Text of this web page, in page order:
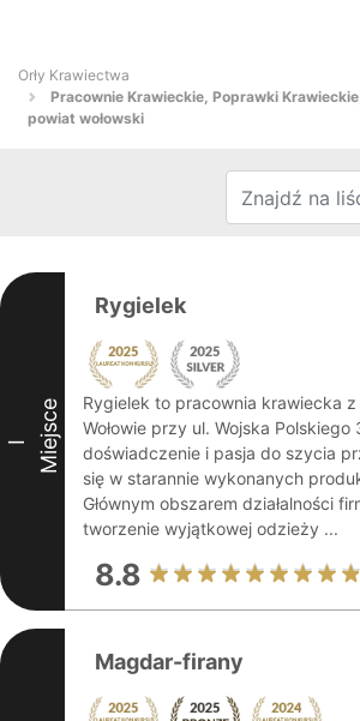
Orły Krawiectwa
Pracownie Krawieckie, Poprawki
powiat wołowski
I Miejsce
Rygielek
Rygielek to pracownia krawiecka
Wołowie przy ul. Wojska Polskiego
doświadczenie i pasja do szycia
się w starannie wykonanych
Głównym obszarem działalności
tworzenie wyjątkowej odzieży ...
8.8
Magdar-firany